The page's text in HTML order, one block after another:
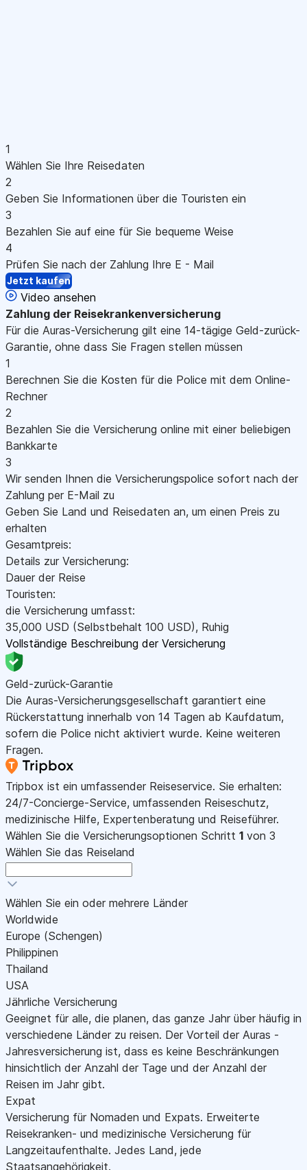
1
Wählen Sie Ihre Reisedaten
2
Geben Sie Informationen über die Touristen ein
3
Bezahlen Sie auf eine für Sie bequeme Weise
4
Prüfen Sie nach der Zahlung Ihre E - Mail
Jetzt kaufen
Video ansehen
Zahlung der Reisekrankenversicherung
Für die Auras-Versicherung gilt eine 14-tägige Geld-zurück-
Garantie, ohne dass Sie Fragen stellen müssen
1
Berechnen Sie die Kosten für die Police mit dem Online-
Rechner
2
Bezahlen Sie die Versicherung online mit einer beliebigen
Bankkarte
3
Wir senden Ihnen die Versicherungspolice sofort nach der
Zahlung per E-Mail zu
Geben Sie Land und Reisedaten an, um einen Preis zu
erhalten
Gesamtpreis:
Details zur Versicherung:
Dauer der Reise
Touristen:
die Versicherung umfasst:
35,000 USD (Selbstbehalt 100 USD), Ruhig
Vollständige Beschreibung der Versicherung
Geld-zurück-Garantie
Die Auras-Versicherungsgesellschaft garantiert eine
Rückerstattung innerhalb von 14 Tagen ab Kaufdatum,
sofern die Police nicht aktiviert wurde. Keine weiteren
Fragen.
Tripbox ist ein umfassender Reiseservice. Sie erhalten:
24/7-Concierge-Service, umfassenden Reiseschutz,
medizinische Hilfe, Expertenberatung und Reiseführer.
Wählen Sie die Versicherungsoptionen Schritt 1 von 3
Wählen Sie das Reiseland
Wählen Sie ein oder mehrere Länder
Worldwide
Europe (Schengen)
Philippinen
Thailand
USA
Jährliche Versicherung
Geeignet für alle, die planen, das ganze Jahr über häufig in
verschiedene Länder zu reisen. Der Vorteil der Auras -
Jahresversicherung ist, dass es keine Beschränkungen
hinsichtlich der Anzahl der Tage und der Anzahl der
Reisen im Jahr gibt.
Expat
Versicherung für Nomaden und Expats. Erweiterte
Reisekranken- und medizinische Versicherung für
Langzeitaufenthalte. Jedes Land, jede
Staatsangehörigkeit.